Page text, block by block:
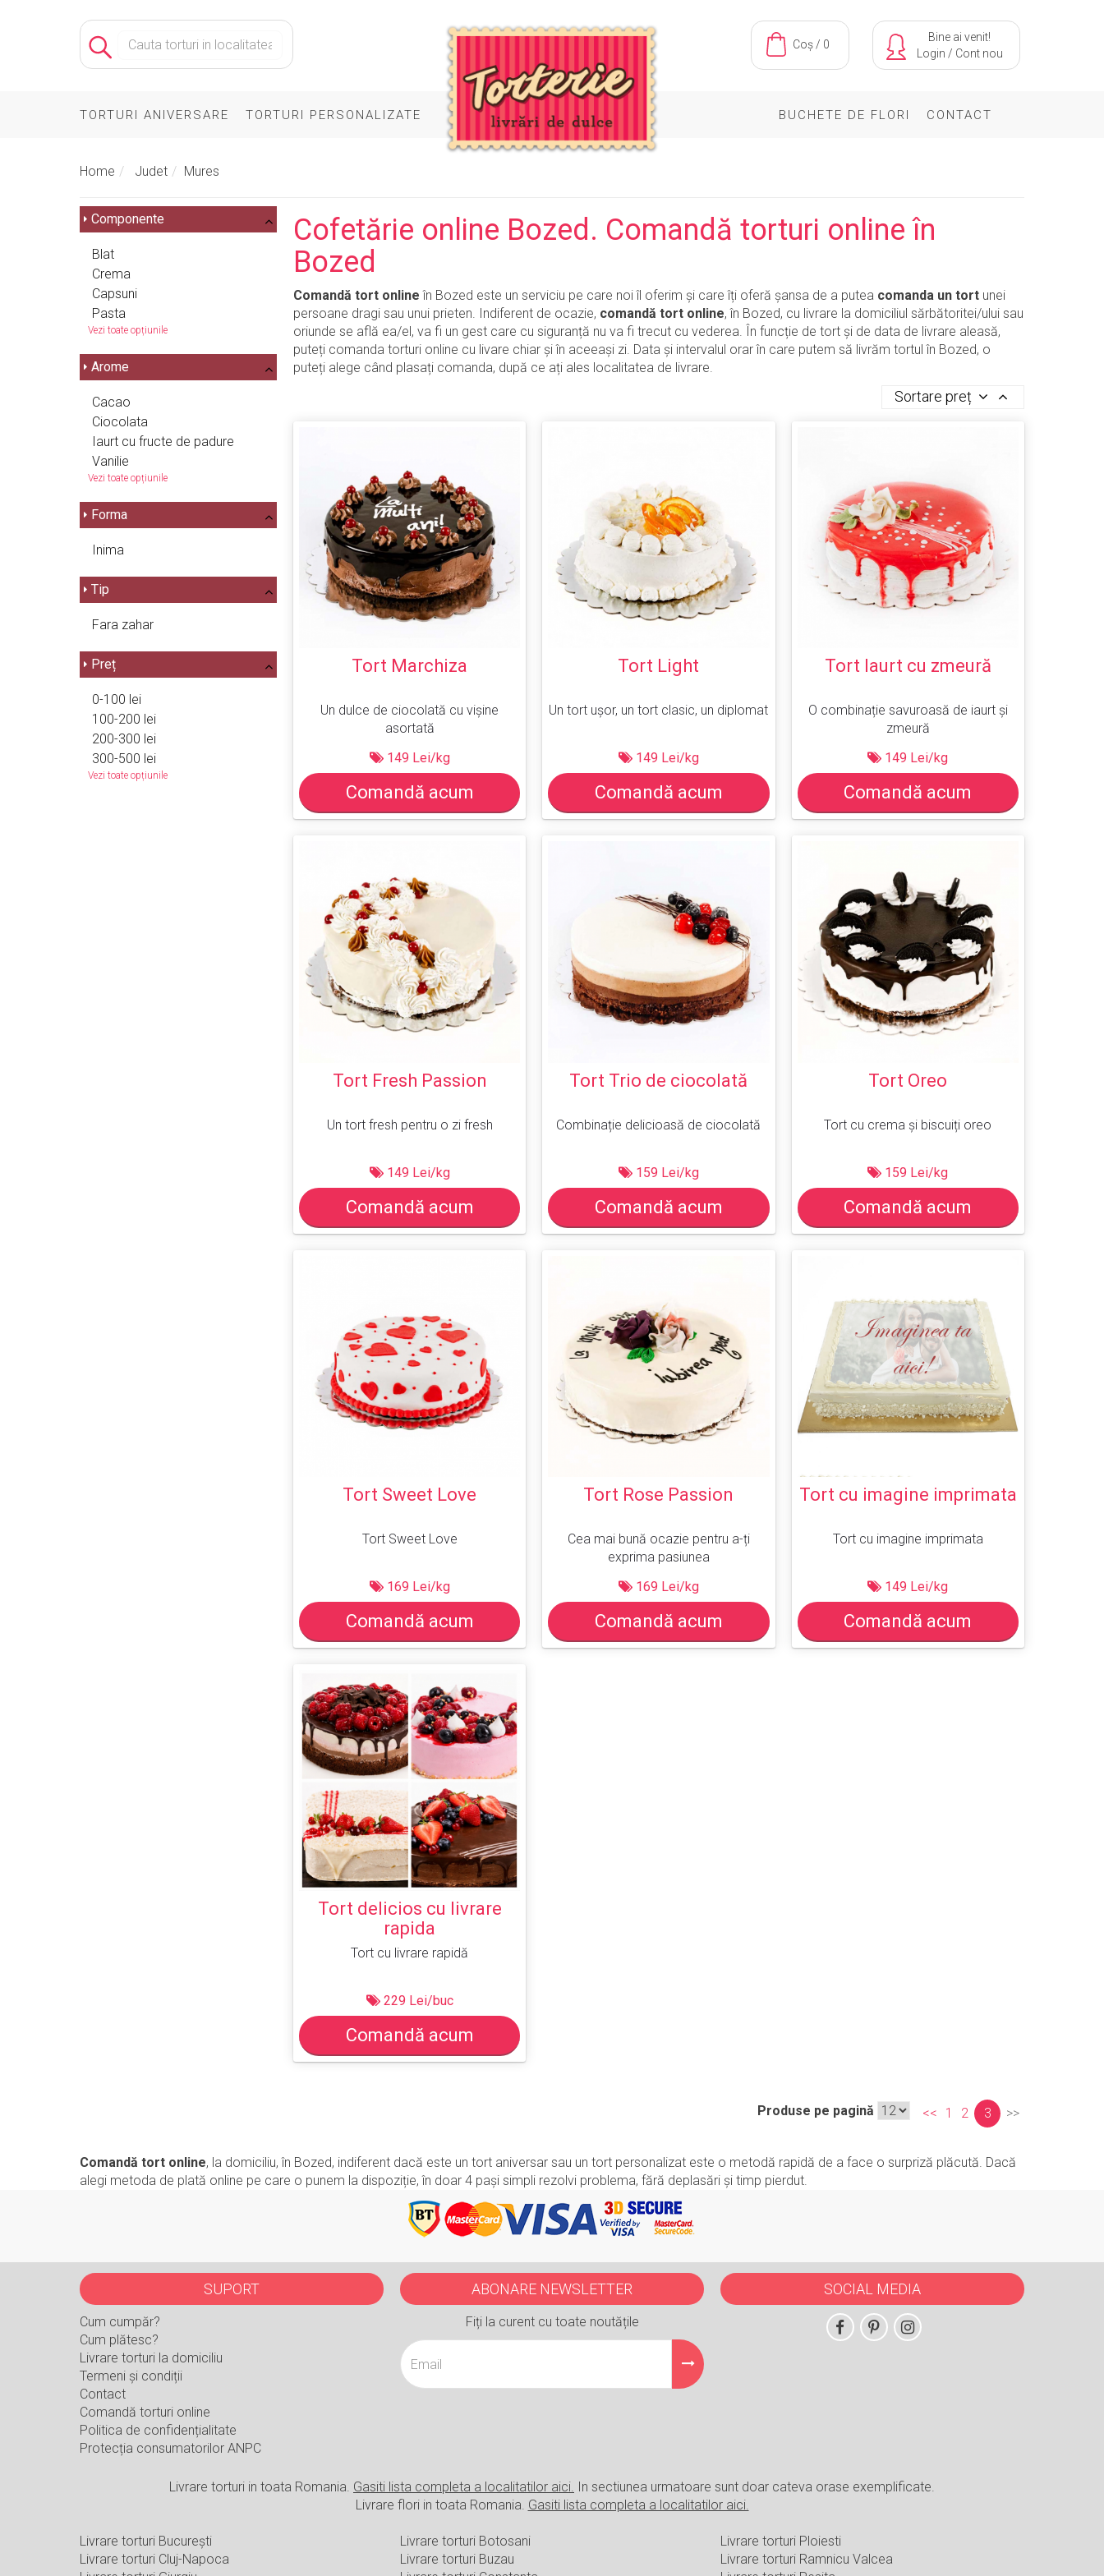
TORTURI ANIVERSARE TORTURI PERSONALIZATE BUCHETE DE FLORI CONTACT
Coș / 0
Bine ai venit!
Login / Cont nou
Home Judet Mures
Componente
Blat
Crema
Capsuni
Pasta
Vezi toate opțiunile
Arome
Cacao
Ciocolata
Iaurt cu fructe de padure
Vanilie
Vezi toate opțiunile
Forma
Inima
Tip
Fara zahar
Preț
0-100 lei
100-200 lei
200-300 lei
300-500 lei
Vezi toate opțiunile
Cofetărie online Bozed. Comandă torturi online în
Bozed
Comandă tort online în Bozed este un serviciu pe care noi îl oferim și care îți oferă șansa de a putea comanda un tort unei
persoane dragi sau unui prieten. Indiferent de ocazie, comandă tort online, în Bozed, cu livrare la domiciliul sărbătoritei/ului sau
oriunde se află ea/el, va fi un gest care cu siguranță nu va fi trecut cu vederea. În funcție de tort și de data de livrare aleasă,
puteți comanda torturi online cu livare chiar și în aceeași zi. Data și intervalul orar în care putem să livrăm tortul în Bozed, o
puteți alege când plasați comanda, după ce ați ales localitatea de livrare.
Sortare preț
Tort Marchiza
Un dulce de ciocolată cu vișine
asortată
149 Lei/kg
Comandă acum
Tort Light
Un tort ușor, un tort clasic, un diplomat
149 Lei/kg
Comandă acum
Tort Iaurt cu zmeură
O combinație savuroasă de iaurt și
zmeură
149 Lei/kg
Comandă acum
Tort Fresh Passion
Un tort fresh pentru o zi fresh
149 Lei/kg
Comandă acum
Tort Trio de ciocolată
Combinație delicioasă de ciocolată
159 Lei/kg
Comandă acum
Tort Oreo
Tort cu crema și biscuiți oreo
159 Lei/kg
Comandă acum
Tort Sweet Love
Tort Sweet Love
169 Lei/kg
Comandă acum
Tort Rose Passion
Cea mai bună ocazie pentru a-ți
exprima pasiunea
169 Lei/kg
Comandă acum
Tort cu imagine imprimata
Tort cu imagine imprimata
149 Lei/kg
Comandă acum
Tort delicios cu livrare
rapida
Tort cu livrare rapidă
229 Lei/buc
Comandă acum
Produse pe pagină << 1 2 3 >>
Comandă tort online, la domiciliu, în Bozed, indiferent dacă este un tort aniversar sau un tort personalizat este o metodă rapidă de a face o surpriză plăcută. Dacă
alegi metoda de plată online pe care o punem la dispoziție, în doar 4 pași simpli rezolvi problema, fără deplasări și timp pierdut.
SUPORT
Cum cumpăr?
Cum plătesc?
Livrare torturi la domiciliu
Termeni și condiții
Contact
Comandă torturi online
Politica de confidențialitate
Protecția consumatorilor ANPC
ABONARE NEWSLETTER
Fiți la curent cu toate noutățile
SOCIAL MEDIA
Livrare torturi in toata Romania. Gasiti lista completa a localitatilor aici. In sectiunea urmatoare sunt doar cateva orase exemplificate.
Livrare flori in toata Romania. Gasiti lista completa a localitatilor aici.
Livrare torturi București
Livrare torturi Cluj-Napoca
Livrare torturi Botosani
Livrare torturi Buzau
Livrare torturi Ploiesti
Livrare torturi Ramnicu Valcea